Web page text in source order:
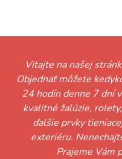
Vitajte na našej
Objednať môžete
24 hodín denne 7 dní
kvalitné žalúzie,
ďalšie prvky
exteriéru.
Prajeme Vám